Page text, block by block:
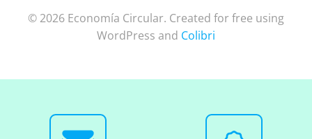
© 2026 Economía Circular. Created for free using
WordPress and Colibri